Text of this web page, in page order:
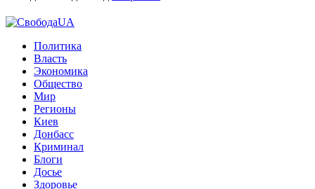
Политика
Власть
Экономика
Общество
Мир
Регионы
Киев
Донбасс
Криминал
Блоги
Досье
Здоровье